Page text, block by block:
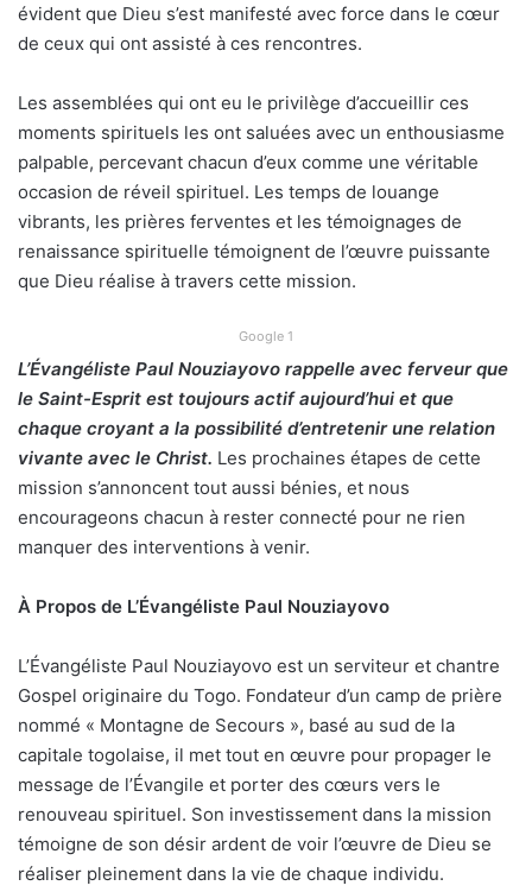
évident que Dieu s’est manifesté avec force dans le cœur
de ceux qui ont assisté à ces rencontres.
Les assemblées qui ont eu le privilège d’accueillir ces
moments spirituels les ont saluées avec un enthousiasme
palpable, percevant chacun d’eux comme une véritable
occasion de réveil spirituel. Les temps de louange
vibrants, les prières ferventes et les témoignages de
renaissance spirituelle témoignent de l’œuvre puissante
que Dieu réalise à travers cette mission.
Google 1
L’Évangéliste Paul Nouziayovo rappelle avec ferveur que
le Saint-Esprit est toujours actif aujourd’hui et que
chaque croyant a la possibilité d’entretenir une relation
vivante avec le Christ. Les prochaines étapes de cette
mission s’annoncent tout aussi bénies, et nous
encourageons chacun à rester connecté pour ne rien
manquer des interventions à venir.
À Propos de L’Évangéliste Paul Nouziayovo
L’Évangéliste Paul Nouziayovo est un serviteur et chantre
Gospel originaire du Togo. Fondateur d’un camp de prière
nommé « Montagne de Secours », basé au sud de la
capitale togolaise, il met tout en œuvre pour propager le
message de l’Évangile et porter des cœurs vers le
renouveau spirituel. Son investissement dans la mission
témoigne de son désir ardent de voir l’œuvre de Dieu se
réaliser pleinement dans la vie de chaque individu.